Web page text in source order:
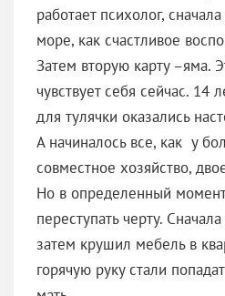
работает психолог,
море, как счастливое
Затем вторую карту –яма.
чувствует себя сейчас. 14
для тулячки оказались
А начиналось все, как у
совместное хозяйство,
Но в определенный
переступать черту.
затем крушил мебель в
горячую руку стали